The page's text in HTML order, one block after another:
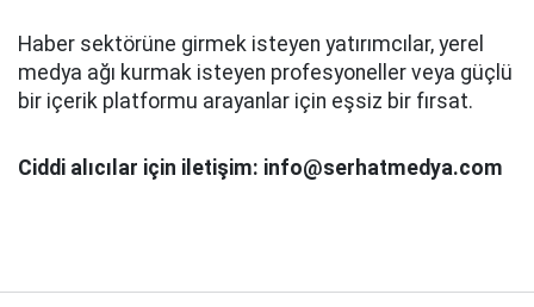
Haber sektörüne girmek isteyen yatırımcılar, yerel
medya ağı kurmak isteyen profesyoneller veya güçlü
bir içerik platformu arayanlar için eşsiz bir fırsat.
Ciddi alıcılar için iletişim: info@serhatmedya.com